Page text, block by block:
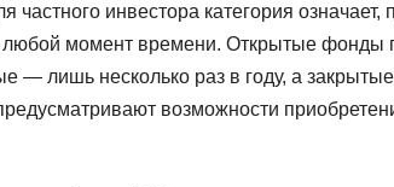
инвестора категория означает,
момент времени. Открытые фонды
— лишь несколько раз в году, а
возможности